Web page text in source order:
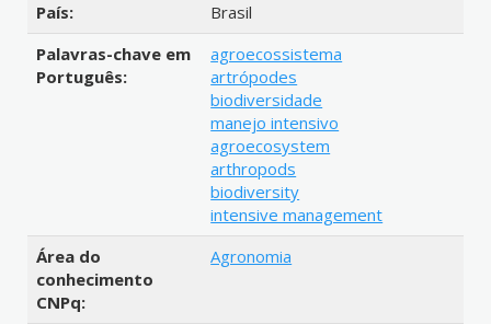
País:
Brasil
Palavras-chave em
Português:
agroecossistema
artrópodes
biodiversidade
manejo intensivo
agroecosystem
arthropods
biodiversity
intensive management
Área do
conhecimento
CNPq:
Agronomia